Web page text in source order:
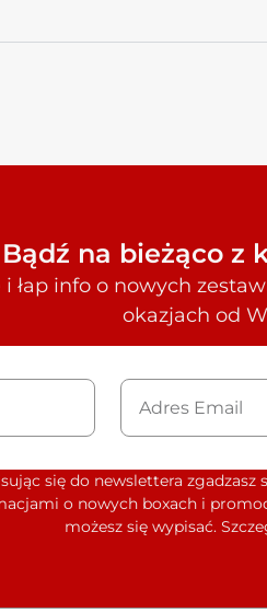
Bądź na bieżąco z
i łap info o nowych
okazjach od
się do newslettera
o nowych boxach i
możesz się wypisać.